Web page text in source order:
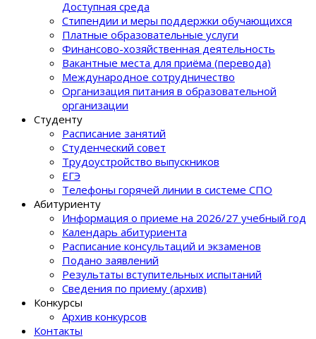
Доступная среда
Стипендии и меры поддержки обучающихся
Платные образовательные услуги
Финансово-хозяйственная деятельность
Вакантные места для приёма (перевода)
Международное сотрудничество
Организация питания в образовательной
организации
Студенту
Расписание занятий
Студенческий совет
Трудоустройство выпускников
ЕГЭ
Телефоны горячей линии в системе СПО
Абитуриенту
Информация о приеме на 2026/27 учебный год
Календарь абитуриента
Расписание консультаций и экзаменов
Подано заявлений
Результаты вступительных испытаний
Сведения по приему (архив)
Конкурсы
Архив конкурсов
Контакты